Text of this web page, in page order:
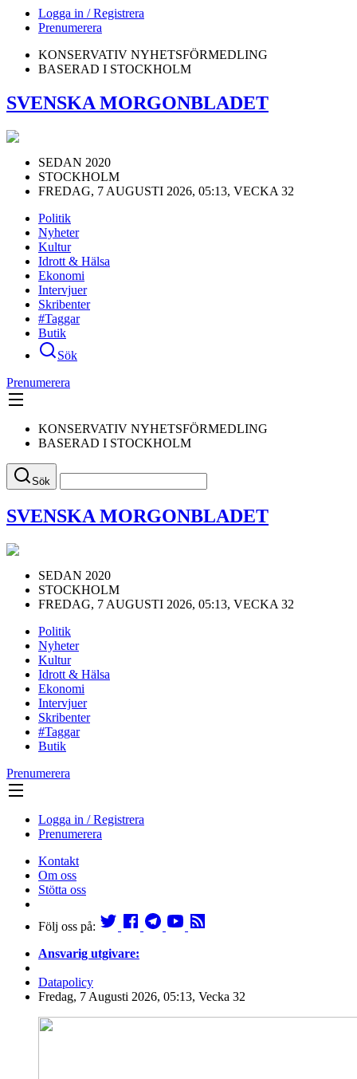
Logga in / Registrera
Prenumerera
KONSERVATIV NYHETSFÖRMEDLING
BASERAD I STOCKHOLM
SVENSKA MORGONBLADET
SEDAN 2020
STOCKHOLM
FREDAG, 7 AUGUSTI 2026, 05:13, VECKA 32
Politik
Nyheter
Kultur
Idrott & Hälsa
Ekonomi
Intervjuer
Skribenter
#Taggar
Butik
Sök
Prenumerera
KONSERVATIV NYHETSFÖRMEDLING
BASERAD I STOCKHOLM
Sök
SVENSKA MORGONBLADET
SEDAN 2020
STOCKHOLM
FREDAG, 7 AUGUSTI 2026, 05:13, VECKA 32
Politik
Nyheter
Kultur
Idrott & Hälsa
Ekonomi
Intervjuer
Skribenter
#Taggar
Butik
Prenumerera
Logga in / Registrera
Prenumerera
Kontakt
Om oss
Stötta oss
Följ oss på:
Ansvarig utgivare:
Datapolicy
Fredag, 7 Augusti 2026, 05:13, Vecka 32